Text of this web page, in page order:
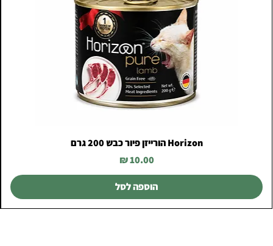
Horizon הורייזן פיור כבש 200 גרם
מחיר
הוספה לסל